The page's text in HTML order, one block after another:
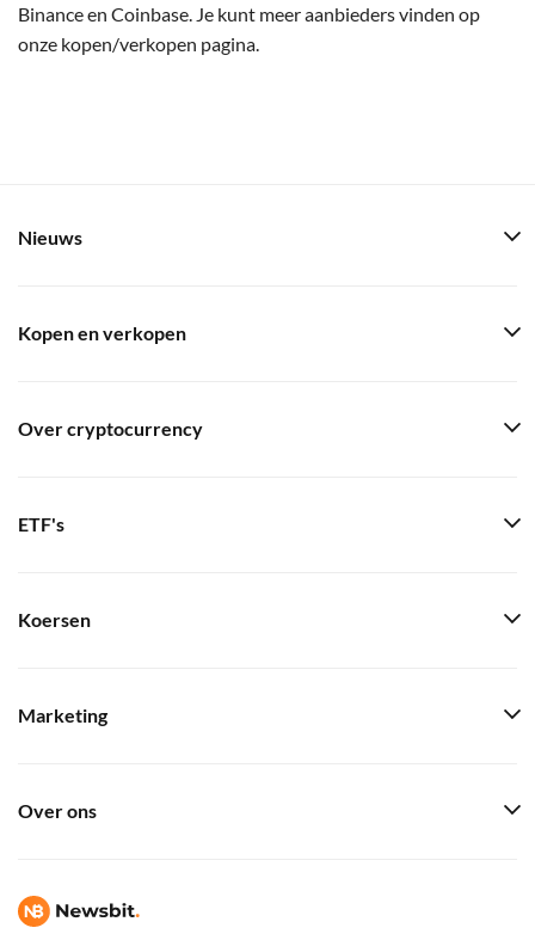
Binance en Coinbase. Je kunt meer aanbieders vinden op
onze kopen/verkopen pagina.
Nieuws
Kopen en verkopen
Over cryptocurrency
ETF's
Koersen
Marketing
Over ons